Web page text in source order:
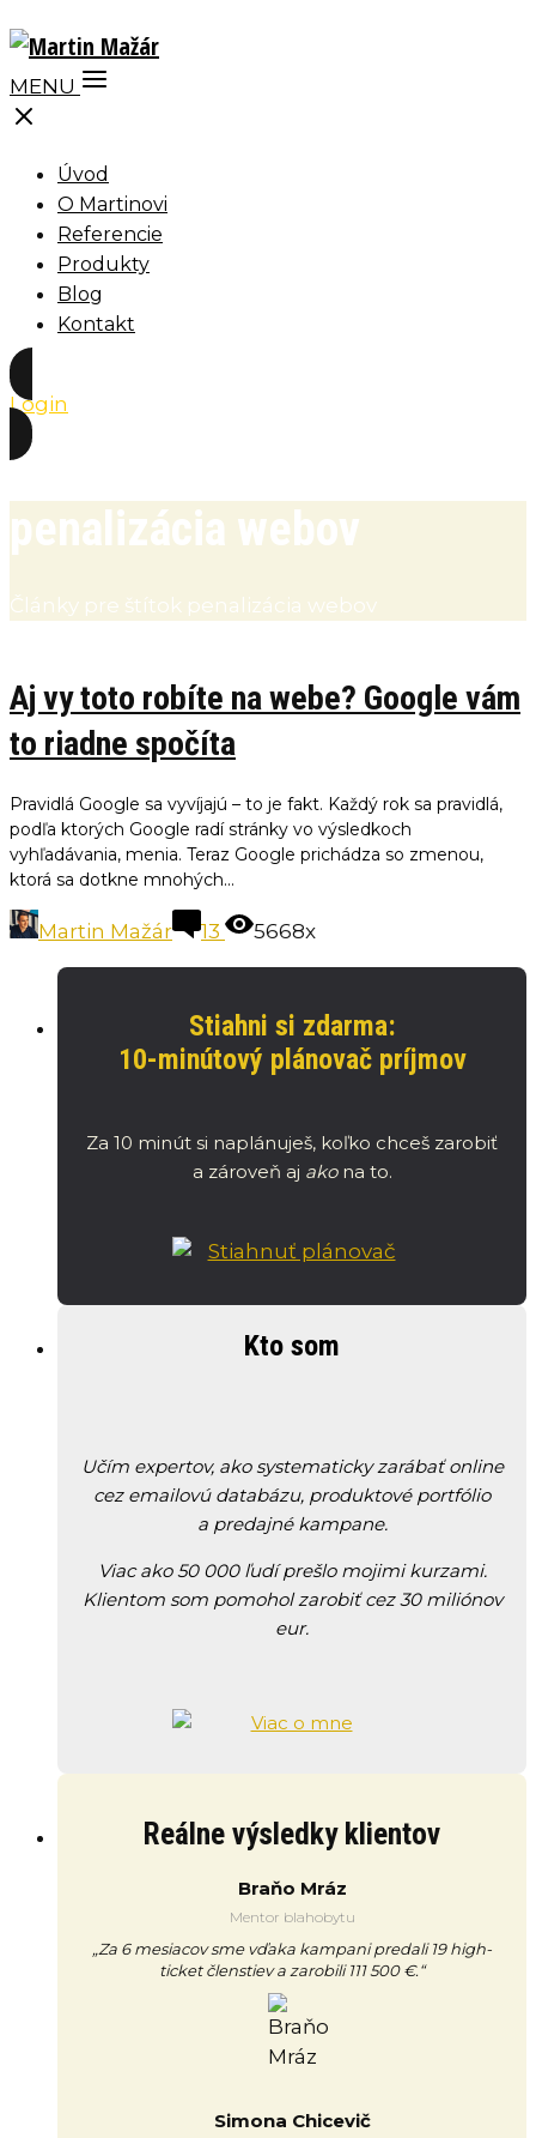
MENU
Úvod
O Martinovi
Referencie
Produkty
Blog
Kontakt
Login
penalizácia webov
Články pre štítok penalizácia webov
Aj vy toto robíte na webe? Google vám
to riadne spočíta
Pravidlá Google sa vyvíjajú – to je fakt. Každý rok sa pravidlá,
podľa ktorých Google radí stránky vo výsledkoch
vyhľadávania, menia. Teraz Google prichádza so zmenou,
ktorá sa dotkne mnohých...
Martin Mažár 13 5668x
Stiahni si zdarma:
10-minútový plánovač príjmov
Za 10 minút si naplánuješ, koľko chceš zarobiť
a zároveň aj ako na to.
Kto som
Učím expertov, ako systematicky zarábať online
cez emailovú databázu, produktové portfólio
a predajné kampane.
Viac ako 50 000 ľudí prešlo mojimi kurzami.
Klientom som pomohol zarobiť cez 30 miliónov
eur.
Reálne výsledky klientov
Braňo Mráz
Mentor blahobytu
„Za 6 mesiacov sme vďaka kampani predali 19 high-
ticket členstiev a zarobili 111 500 €.“
Simona Chicevič